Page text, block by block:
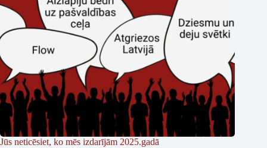
Jūs neticēsiet, ko mēs izdarījām 2025.gadā